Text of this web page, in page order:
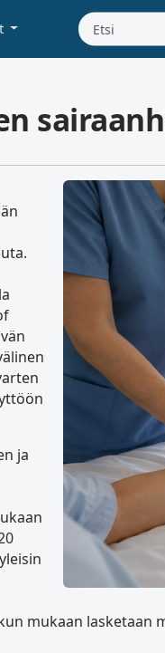
ja
mukaan lasketaan